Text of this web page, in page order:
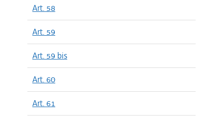
Art. 58
Art. 59
Art. 59 bis
Art. 60
Art. 61